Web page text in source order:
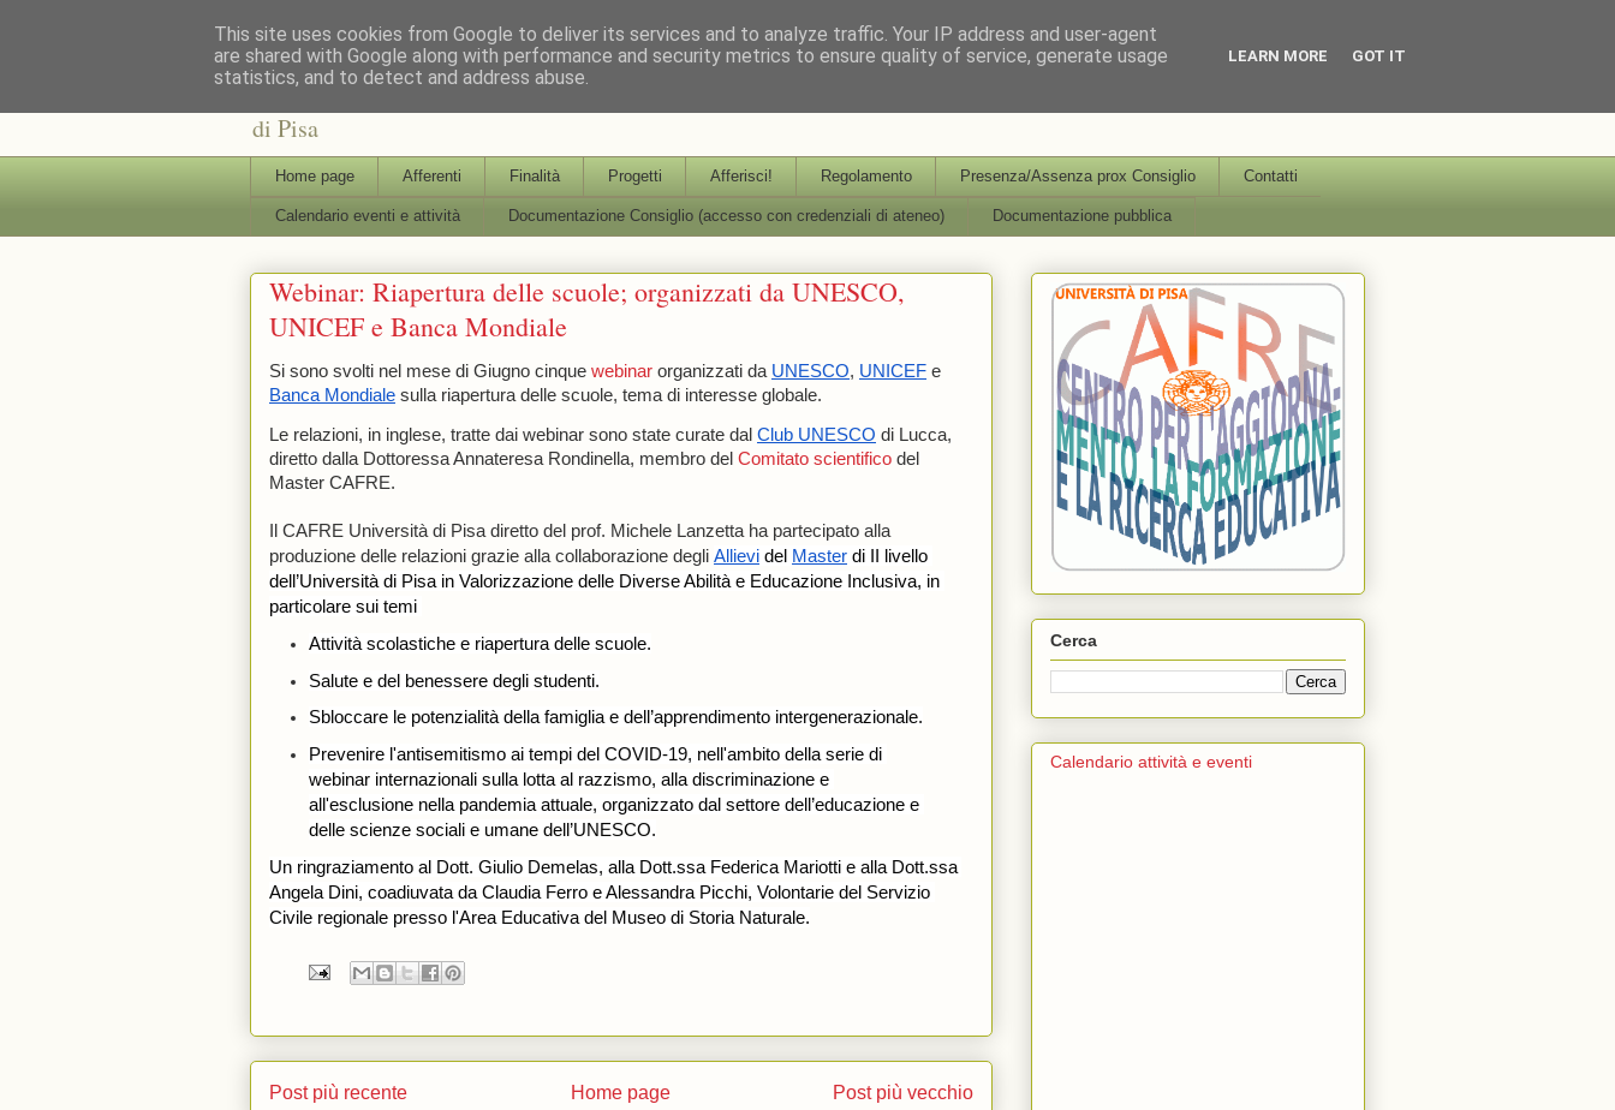
: : CAFRE : : Centro Interdipartimentale per l'Aggiornamento, la Formazione e la Ricerca Educativa Università
di Pisa
Home page Afferenti Finalità Progetti Afferisci! Regolamento Presenza/Assenza prox Consiglio Contatti
Calendario eventi e attività Documentazione Consiglio (accesso con credenziali di ateneo) Documentazione pubblica
Webinar: Riapertura delle scuole; organizzati da UNESCO,
UNICEF e Banca Mondiale
Si sono svolti nel mese di Giugno cinque webinar organizzati da UNESCO, UNICEF
Banca Mondiale sulla riapertura delle scuole, tema di interesse globale.
Le relazioni, in inglese, tratte dai webinar sono state curate dal Club UNESCO di Lucca,
diretto dalla Dottoressa Annateresa Rondinella, membro del Comitato scientifico del
Master CAFRE.
Il CAFRE Università di Pisa diretto del prof. Michele Lanzetta ha partecipato alla
produzione delle relazioni grazie alla collaborazione degli Allievi del Master di II livello
dell’Università di Pisa in Valorizzazione delle Diverse Abilità e Educazione Inclusiva, in
particolare sui temi
Attività scolastiche e riapertura delle scuole.
Salute e del benessere degli studenti.
Sbloccare le potenzialità della famiglia e dell’apprendimento intergenerazionale.
Prevenire l'antisemitismo ai tempi del COVID-19, nell'ambito della serie di
webinar internazionali sulla lotta al razzismo, alla discriminazione e
all'esclusione nella pandemia attuale, organizzato dal settore dell’educazione e
delle scienze sociali e umane dell’UNESCO.
Un ringraziamento al Dott. Giulio Demelas, alla Dott.ssa Federica Mariotti e alla Dott.ssa
Angela Dini, coadiuvata da Claudia Ferro e Alessandra Picchi, Volontarie del Servizio
Civile regionale presso l'Area Educativa del Museo di Storia Naturale.
Post più recente Post più vecchio
Home page
Cerca
Calendario attività e eventi
This site uses cookies from Google to deliver its services and to analyze traffic. Your IP address and user-agent
are shared with Google along with performance and security metrics to ensure quality of service, generate usage
statistics, and to detect and address abuse.
LEARN MORE GOT IT